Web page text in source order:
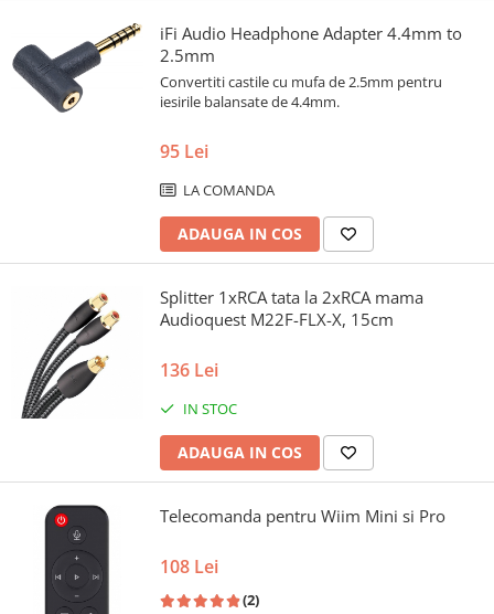
iFi Audio Headphone Adapter 4.4mm to
2.5mm
Convertiti castile cu mufa de 2.5mm pentru
iesirile balansate de 4.4mm.
95 Lei
LA COMANDA
ADAUGA IN COS
Splitter 1xRCA tata la 2xRCA mama
Audioquest M22F-FLX-X, 15cm
136 Lei
IN STOC
ADAUGA IN COS
Telecomanda pentru Wiim Mini si Pro
108 Lei
(2)